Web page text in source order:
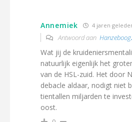
Annemiek 4 jaren
Antwoord aan
Wat jij de
natuurlijk eigenlijk het
van de HSL-zuid. Het door
debacle aldaar, nodigt niet
tientallen miljarden te
oost.